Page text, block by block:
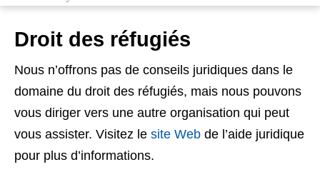
Droit des réfugiés
Nous n’offrons pas de conseils juridiques dans le
domaine du droit des réfugiés, mais nous pouvons
vous diriger vers une autre organisation qui peut
vous assister. Visitez le site Web de l’aide juridique
pour plus d’informations.